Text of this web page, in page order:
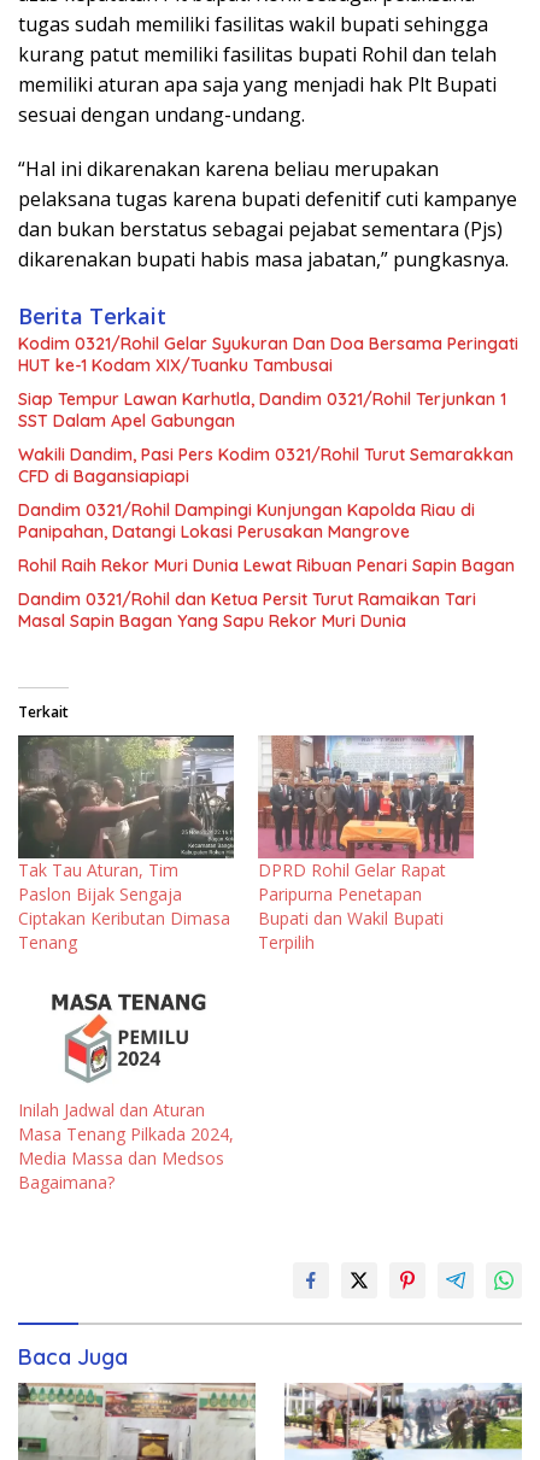
tugas sudah memiliki fasilitas wakil bupati sehingga
kurang patut memiliki fasilitas bupati Rohil dan telah
memiliki aturan apa saja yang menjadi hak Plt Bupati
sesuai dengan undang-undang.
“Hal ini dikarenakan karena beliau merupakan
pelaksana tugas karena bupati defenitif cuti kampanye
dan bukan berstatus sebagai pejabat sementara (Pjs)
dikarenakan bupati habis masa jabatan,” pungkasnya.
Berita Terkait
Kodim 0321/Rohil Gelar Syukuran Dan Doa Bersama Peringati
HUT ke-1 Kodam XIX/Tuanku Tambusai
Siap Tempur Lawan Karhutla, Dandim 0321/Rohil Terjunkan 1
SST Dalam Apel Gabungan
Wakili Dandim, Pasi Pers Kodim 0321/Rohil Turut Semarakkan
CFD di Bagansiapiapi
Dandim 0321/Rohil Dampingi Kunjungan Kapolda Riau di
Panipahan, Datangi Lokasi Perusakan Mangrove
Rohil Raih Rekor Muri Dunia Lewat Ribuan Penari Sapin Bagan
Dandim 0321/Rohil dan Ketua Persit Turut Ramaikan Tari
Masal Sapin Bagan Yang Sapu Rekor Muri Dunia
Terkait
Tak Tau Aturan, Tim
Paslon Bijak Sengaja
Ciptakan Keributan Dimasa
Tenang
DPRD Rohil Gelar Rapat
Paripurna Penetapan
Bupati dan Wakil Bupati
Terpilih
Inilah Jadwal dan Aturan
Masa Tenang Pilkada 2024,
Media Massa dan Medsos
Bagaimana?
Baca Juga